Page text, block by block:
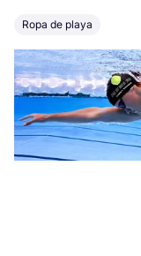
Ropa de playa